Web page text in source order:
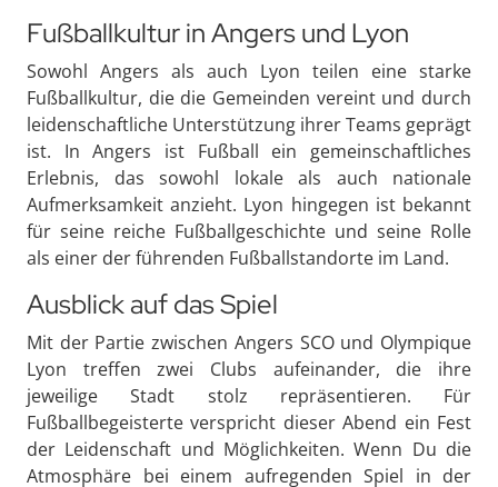
Fußballkultur in Angers und Lyon
Sowohl Angers als auch Lyon teilen eine starke
Fußballkultur, die die Gemeinden vereint und durch
leidenschaftliche Unterstützung ihrer Teams geprägt
ist. In Angers ist Fußball ein gemeinschaftliches
Erlebnis, das sowohl lokale als auch nationale
Aufmerksamkeit anzieht. Lyon hingegen ist bekannt
für seine reiche Fußballgeschichte und seine Rolle
als einer der führenden Fußballstandorte im Land.
Ausblick auf das Spiel
Mit der Partie zwischen Angers SCO und Olympique
Lyon treffen zwei Clubs aufeinander, die ihre
jeweilige Stadt stolz repräsentieren. Für
Fußballbegeisterte verspricht dieser Abend ein Fest
der Leidenschaft und Möglichkeiten. Wenn Du die
Atmosphäre bei einem aufregenden Spiel in der